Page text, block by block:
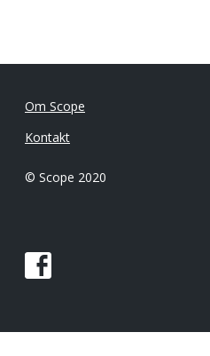
Om Scope
Kontakt
© Scope 2020